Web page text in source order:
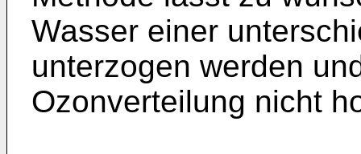
Wasser einer
unterzogen werden
Ozonverteilung nicht